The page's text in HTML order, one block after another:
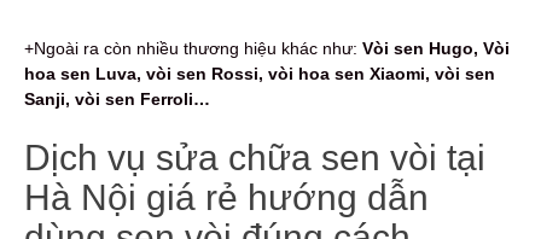
+Ngoài ra còn nhiều thương hiệu khác như: Vòi sen Hugo, Vòi
hoa sen Luva, vòi sen Rossi, vòi hoa sen Xiaomi, vòi sen
Sanji, vòi sen Ferroli…
Dịch vụ sửa chữa sen vòi tại
Hà Nội giá rẻ hướng dẫn